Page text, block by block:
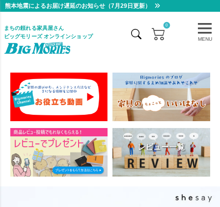
熊本地震によるお届け遅延のお知らせ（7月29日更新）
MENU
まちの頼れる家具屋さん
ビッグモリーズ オンラインショップ
0
レビュー一覧